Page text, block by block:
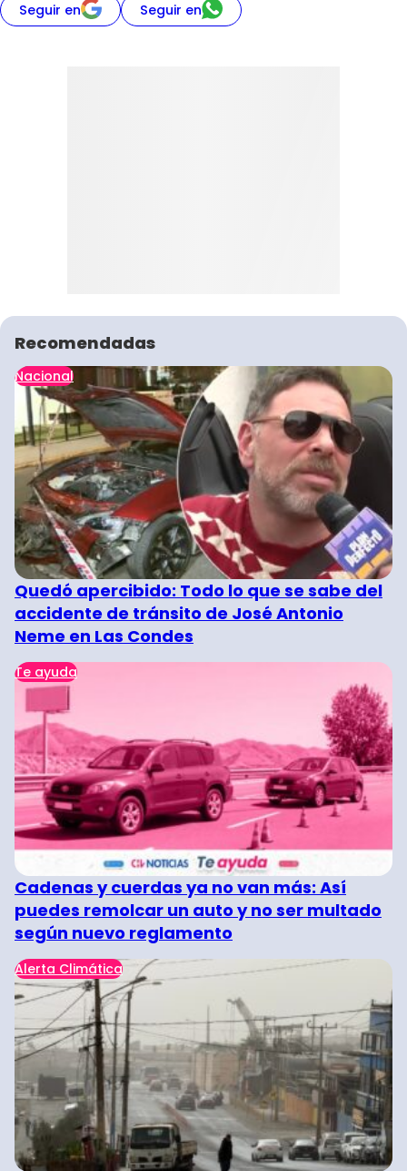
Seguir en Seguir en
Recomendadas
Nacional
Quedó apercibido: Todo lo que se sabe del
accidente de tránsito de José Antonio
Neme en Las Condes
Te ayuda
Cadenas y cuerdas ya no van más: Así
puedes remolcar un auto y no ser multado
según nuevo reglamento
Alerta Climática